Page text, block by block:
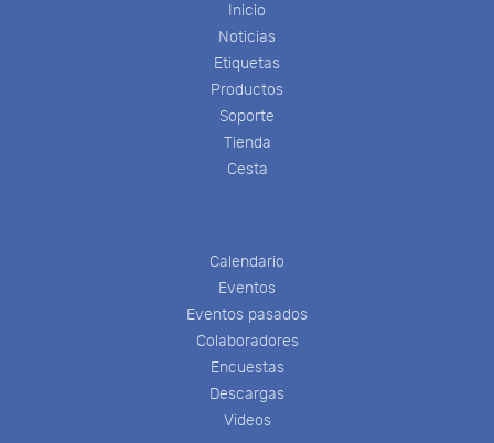
Inicio
Noticias
Etiquetas
Productos
Soporte
Tienda
Cesta
Calendario
Eventos
Eventos pasados
Colaboradores
Encuestas
Descargas
Videos